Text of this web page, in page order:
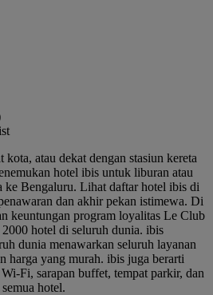
atau dekat dengan stasiun kereta
hotel ibis untuk liburan atau
ke Bengaluru. Lihat daftar hotel ibis di
dan akhir pekan istimewa. Di
keuntungan program loyalitas Le Club
hotel di seluruh dunia. ibis
dunia menawarkan seluruh layanan
harga yang murah. ibis juga berarti
Fi, sarapan buffet, tempat parkir, dan
hotel.